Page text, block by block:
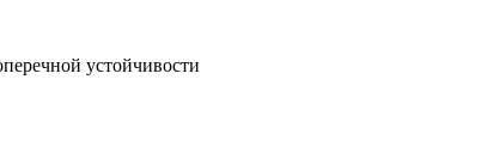
устойчивости